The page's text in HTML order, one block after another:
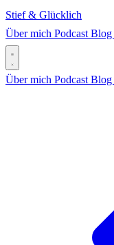
Stief & Glücklich
Über mich Podcast Blog
Über mich Podcast Blog